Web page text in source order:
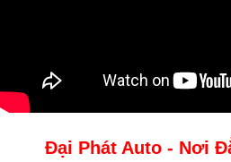
Đại Phát Auto - Nơi